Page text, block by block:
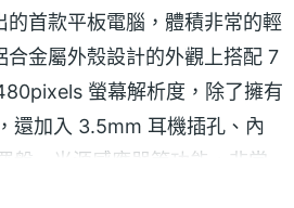
的首款平板電腦，體積非常的輕
金屬外殼設計的外觀上搭配 7
螢幕解析度，除了擁有
還加入 3.5mm 耳機插孔、內
盤、光源感應器等功能，非常
拎及可帶著走，是一台能滿足